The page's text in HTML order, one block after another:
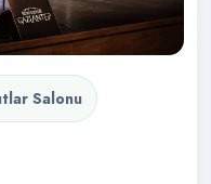
Salonu